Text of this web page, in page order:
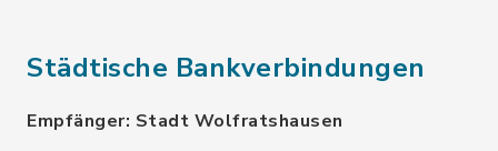
Städtische Bankverbindungen
Empfänger: Stadt Wolfratshausen